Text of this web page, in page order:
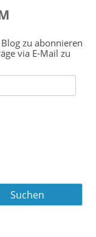
zu abonnieren
via E-Mail zu